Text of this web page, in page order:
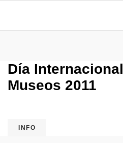
Día
Museos 2011
INFO